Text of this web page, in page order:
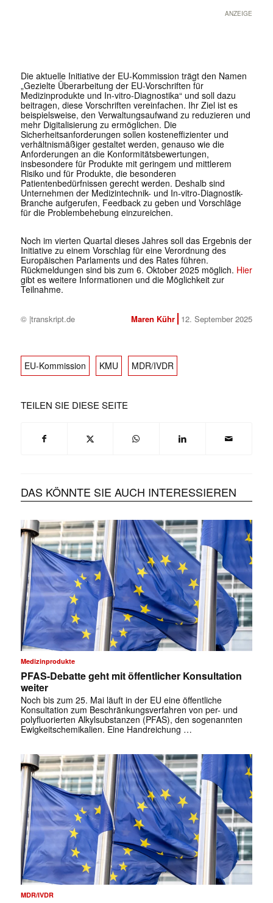
ANZEIGE
Die aktuelle Initiative der EU-Kommission trägt den Namen
„Gezielte Überarbeitung der EU-Vorschriften für
Medizinprodukte und In-vitro-Diagnostika“ und soll dazu
beitragen, diese Vorschriften vereinfachen. Ihr Ziel ist es
beispielsweise, den Verwaltungsaufwand zu reduzieren und
mehr Digitalisierung zu ermöglichen. Die
Sicherheitsanforderungen sollen kosteneffizienter und
verhältnismäßiger gestaltet werden, genauso wie die
Anforderungen an die Konformitätsbewertungen,
insbesondere für Produkte mit geringem und mittlerem
Risiko und für Produkte, die besonderen
Patientenbedürfnissen gerecht werden. Deshalb sind
Unternehmen der Medizintechnik- und In-vitro-Diagnostik-
Branche aufgerufen, Feedback zu geben und Vorschläge
für die Problembehebung einzureichen.
Noch im vierten Quartal dieses Jahres soll das Ergebnis der
Initiative zu einem Vorschlag für eine Verordnung des
Europäischen Parlaments und des Rates führen.
Rückmeldungen sind bis zum 6. Oktober 2025 möglich. Hier
gibt es weitere Informationen und die Möglichkeit zur
Teilnahme.
© |transkript.de Maren Kühr 12. September 2025
EU-Kommission KMU MDR/IVDR
TEILEN SIE DIESE SEITE
DAS KÖNNTE SIE AUCH INTERESSIEREN
Medizinprodukte
PFAS-Debatte geht mit öffentlicher Konsultation
weiter
Noch bis zum 25. Mai läuft in der EU eine öffentliche
Konsultation zum Beschränkungsverfahren von per- und
polyfluorierten Alkylsubstanzen (PFAS), den sogenannten
Ewigkeitschemikalien. Eine Handreichung …
MDR/IVDR